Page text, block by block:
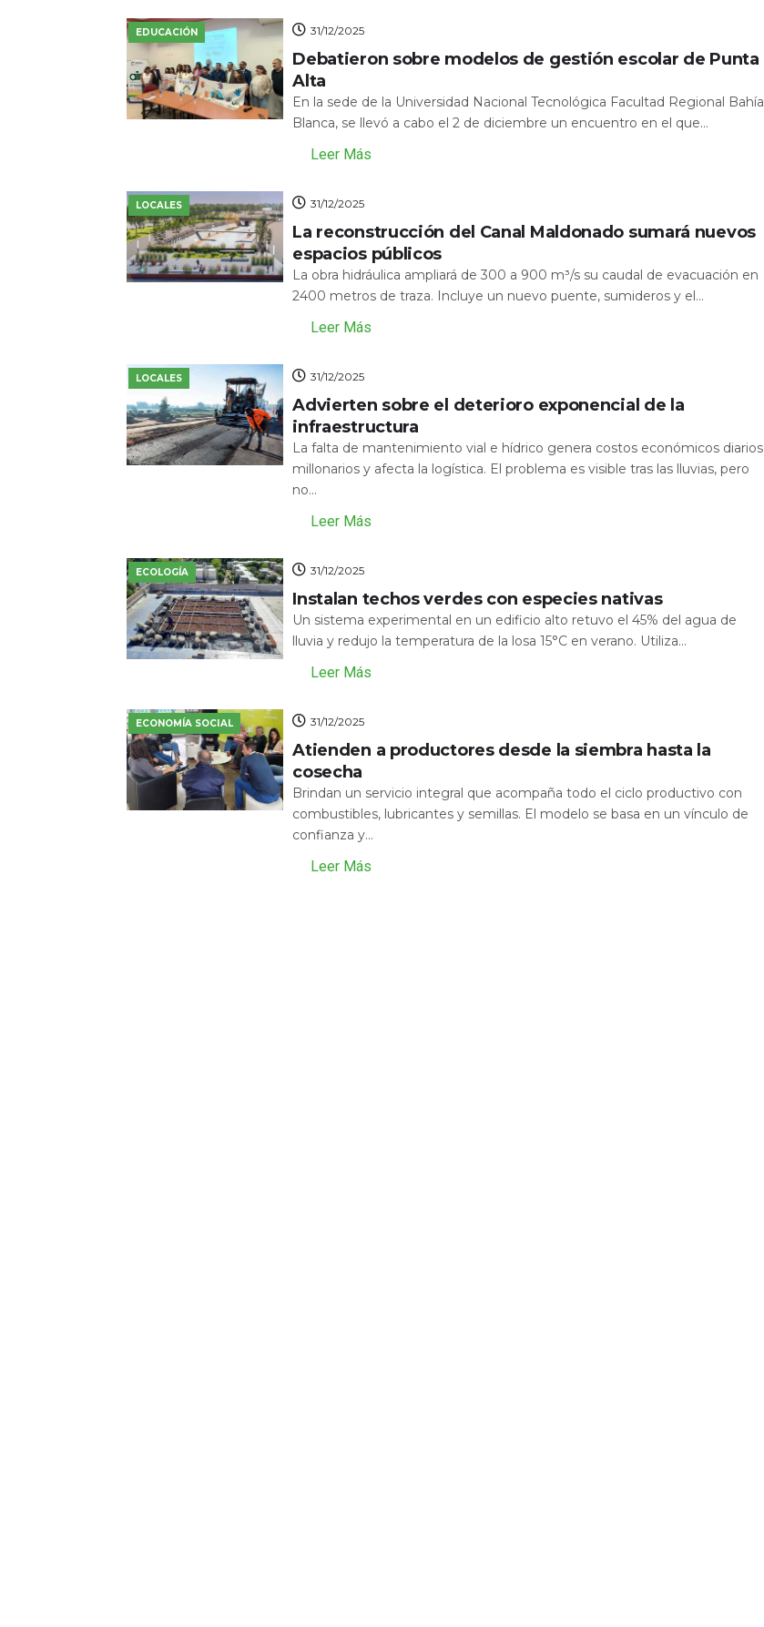
EDUCACIÓN 31/12/2025
Debatieron sobre modelos de gestión escolar de Punta
Alta
En la sede de la Universidad Nacional Tecnológica Facultad Regional Bahía
Blanca, se llevó a cabo el 2 de diciembre un encuentro en el que...
Leer Más
LOCALES 31/12/2025
La reconstrucción del Canal Maldonado sumará nuevos
espacios públicos
La obra hidráulica ampliará de 300 a 900 m³/s su caudal de evacuación en
2400 metros de traza. Incluye un nuevo puente, sumideros y el...
Leer Más
LOCALES 31/12/2025
Advierten sobre el deterioro exponencial de la
infraestructura
La falta de mantenimiento vial e hídrico genera costos económicos diarios
millonarios y afecta la logística. El problema es visible tras las lluvias, pero
no...
Leer Más
ECOLOGÍA 31/12/2025
Instalan techos verdes con especies nativas
Un sistema experimental en un edificio alto retuvo el 45% del agua de
lluvia y redujo la temperatura de la losa 15°C en verano. Utiliza...
Leer Más
ECONOMÍA SOCIAL 31/12/2025
Atienden a productores desde la siembra hasta la
cosecha
Brindan un servicio integral que acompaña todo el ciclo productivo con
combustibles, lubricantes y semillas. El modelo se basa en un vínculo de
confianza y...
Leer Más